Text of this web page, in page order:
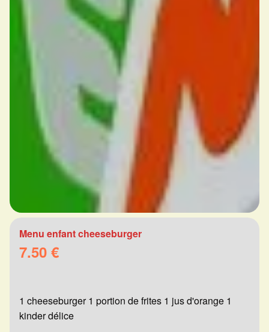
Menu enfant cheeseburger
7.50 €
1 cheeseburger 1 portion de frites 1 jus d'orange 1
kinder délice